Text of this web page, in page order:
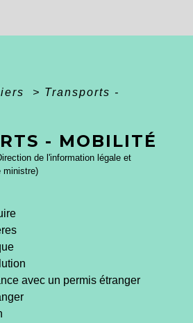
> Transports -
- MOBILITÉ
de l'information légale et
ministre)
avec un permis étranger